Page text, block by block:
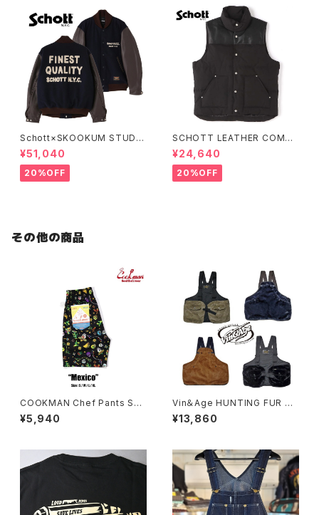
Schott×SKOOKUM STUDIU
M JACKET FINEST QUALIT
Y
¥51,040
20%OFF
SCHOTT LEATHER COMBI
DOWN VEST
¥24,640
20%OFF
その他の商品
COOKMAN Chef Pants Sho
rt Mexico
¥5,940
Vin＆Age HUNTING FUR VE
ST
¥13,860